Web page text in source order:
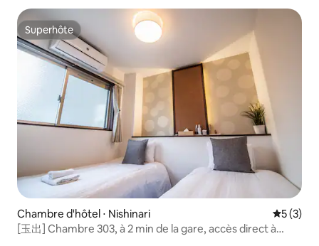
Superhôte
Superhôte
Chambre d'hôtel ⋅ Nishinari
5 (3)
[玉出] Chambre 303, à 2 min de la gare, accès direct à